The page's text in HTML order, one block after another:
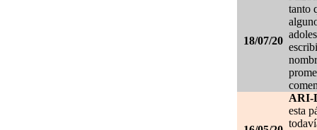
18/07/20
tanto
ARI-
esta